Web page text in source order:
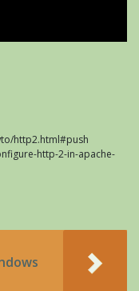
http2.html#push
http-2-in-apache-